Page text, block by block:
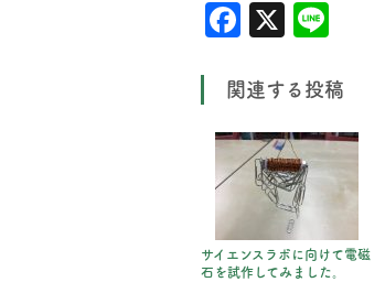
Facebook
X
関連する投稿
サイエンスラボに向けて電磁
石を試作してみました。